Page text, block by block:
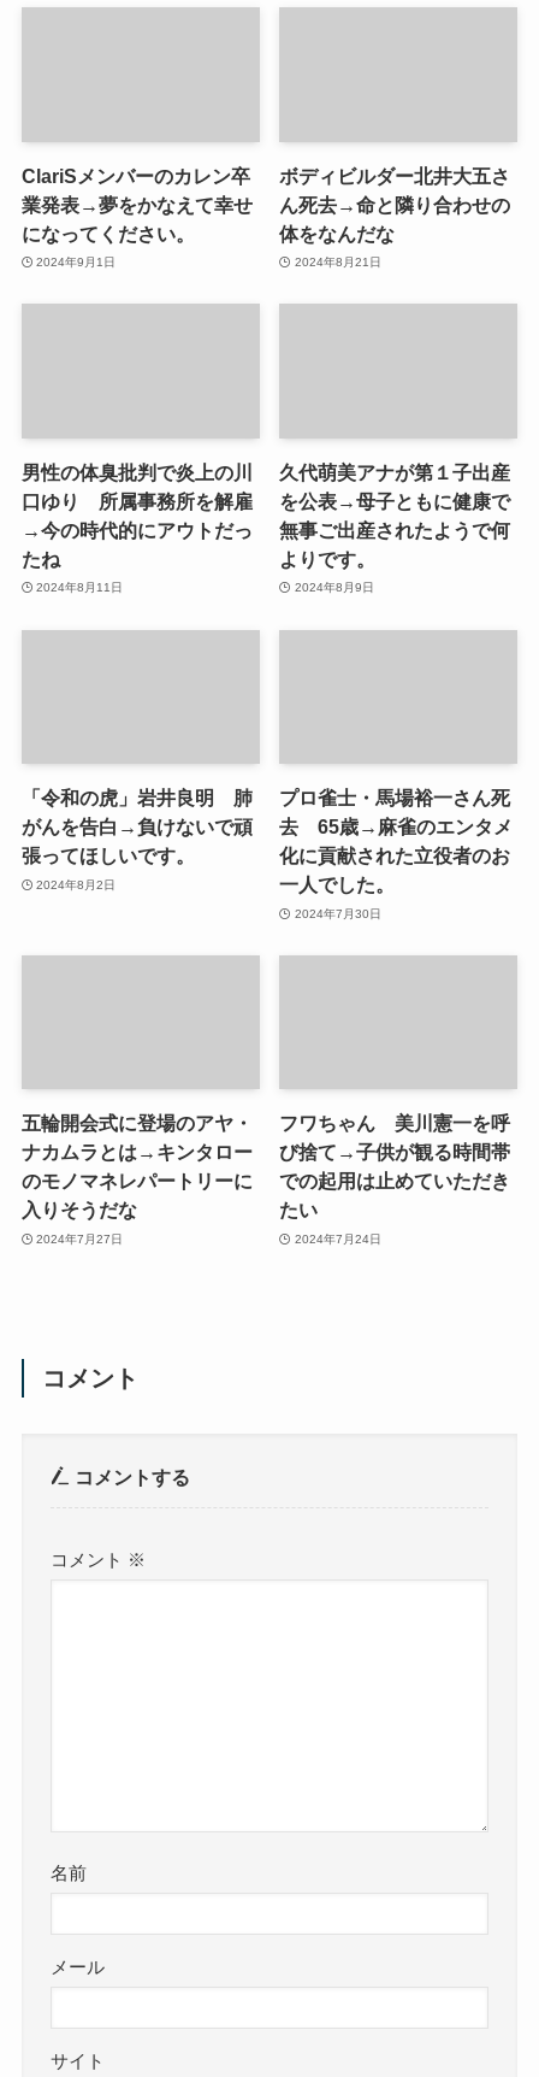
ClariSメンバーのカレン卒
業発表→夢をかなえて幸せ
になってください。
2024年9月1日
ボディビルダー北井大五さ
ん死去→命と隣り合わせの
体をなんだな
2024年8月21日
男性の体臭批判で炎上の川
口ゆり 所属事務所を解雇
→今の時代的にアウトだっ
たね
2024年8月11日
久代萌美アナが第１子出産
を公表→母子ともに健康で
無事ご出産されたようで何
よりです。
2024年8月9日
「令和の虎」岩井良明 肺
がんを告白→負けないで頑
張ってほしいです。
2024年8月2日
プロ雀士・馬場裕一さん死
去 65歳→麻雀のエンタメ
化に貢献された立役者のお
一人でした。
2024年7月30日
五輪開会式に登場のアヤ・
ナカムラとは→キンタロー
のモノマネレパートリーに
入りそうだな
2024年7月27日
フワちゃん 美川憲一を呼
び捨て→子供が観る時間帯
での起用は止めていただき
たい
2024年7月24日
コメント
コメントする
コメント ※
名前
メール
サイト